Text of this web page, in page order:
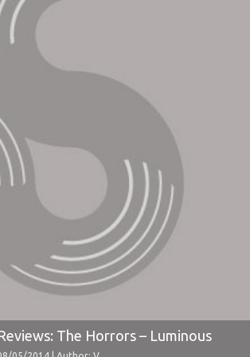
The Horrors – Luminous